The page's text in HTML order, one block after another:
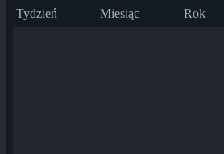
Tydzień Miesiąc Rok